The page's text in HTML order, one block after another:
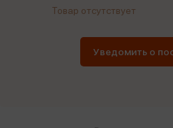
Товар отсутствует
Уведомить о